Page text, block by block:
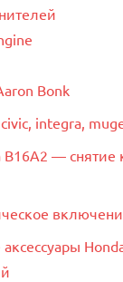
Bonk
integra,
— снятие